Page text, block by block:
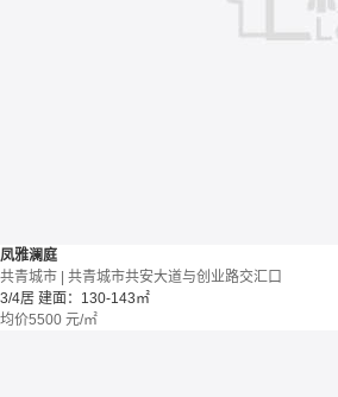
凤雅澜庭
共青城市 | 共青城市共安大道与创业路交汇口
3/4居 建面：130-143㎡
均价5500 元/㎡